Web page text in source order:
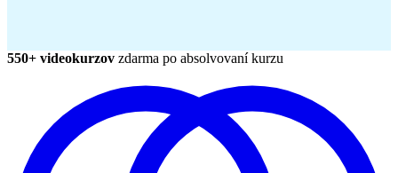
550+ videokurzov zdarma po absolvovaní kurzu